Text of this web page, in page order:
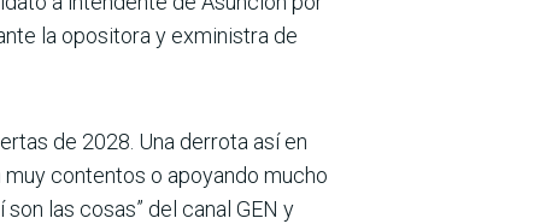
la opositora y exministra de
de 2028. Una derrota así en
contentos o apoyando mucho
las cosas” del canal GEN y